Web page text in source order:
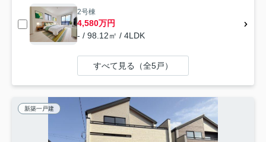
2号棟
4,580万円
- / 98.12㎡ / 4LDK
すべて見る（全5戸）
新築一戸建